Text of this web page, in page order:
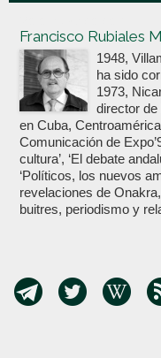
Francisco Rubiales
1948,
ha sido
1973,
director de
en Cuba,
Comunicación de
cultura’, ‘El debate
‘Políticos, los nuevos
revelaciones de
buitres, periodismo y